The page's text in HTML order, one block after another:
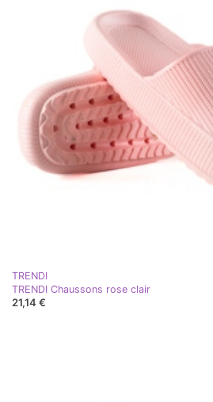
TRENDI
TRENDI Chaussons rose clair
21,14 €